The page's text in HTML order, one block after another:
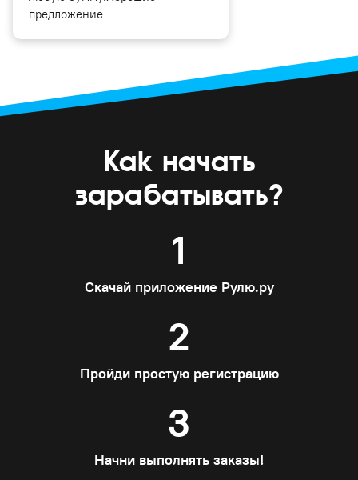
предложение
Как начать
зарабатывать?
1
Скачай приложение Рулю.ру
2
Пройди простую регистрацию
3
Начни выполнять заказы!